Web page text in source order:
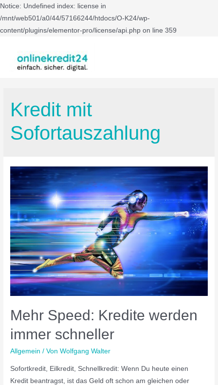
Notice: Undefined index: license in
/mnt/web501/a0/44/57166244/htdocs/O-K24/wp-
content/plugins/elementor-pro/license/api.php on line 359
Kredit mit
Sofortauszahlung
Mehr Speed: Kredite werden
immer schneller
Allgemein / VonWolfgang Walter
Sofortkredit, Eilkredit, Schnellkredit: Wenn Du heute einen
Kredit beantragst, ist das Geld oft schon am gleichen oder